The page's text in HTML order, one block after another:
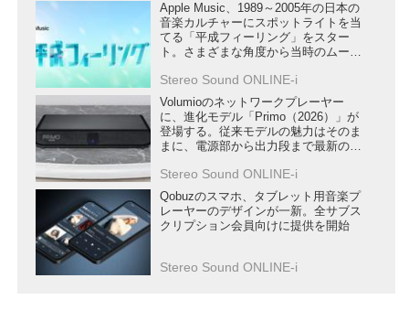
Apple Music、1989～2005年の日本の
音楽カルチャーにスポットライトを当
てる「平成フィーリング」をスター
ト。さまざまな角度から当時のムーブ
Stereo Sound ONLINE-i
Volumioのネットワークプレーヤー
に、進化モデル「Primo（2026）」が
登場する。従来モデルの魅力はそのま
まに、電源部から出力段まで最新の設
Stereo Sound ONLINE-i
Qobuzのスマホ、タブレット用音楽プ
レーヤーのデザインが一新。全サブス
クリプション会員向けに提供を開始
Stereo Sound ONLINE-i